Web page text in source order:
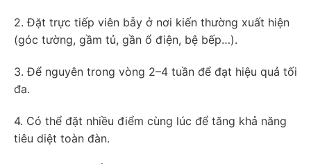
2. Đặt trực tiếp viên bẫy ở nơi kiến thường xuất hiện
(góc tường, gầm tủ, gần ổ điện, bệ bếp…).
3. Để nguyên trong vòng 2–4 tuần để đạt hiệu quả tối
đa.
4. Có thể đặt nhiều điểm cùng lúc để tăng khả năng
tiêu diệt toàn đàn.